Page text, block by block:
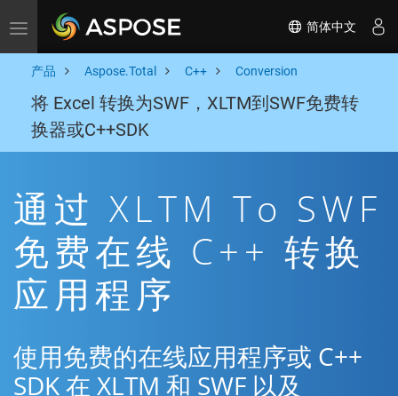
Toggle navigation 简体中文
产品 Aspose.Total C++ Conversion
将 Excel 转换为SWF，XLTM到SWF免费转
换器或C++SDK
通过 XLTM To SWF
免费在线 C++ 转换
应用程序
使用免费的在线应用程序或 C++
SDK 在 XLTM 和 SWF 以及